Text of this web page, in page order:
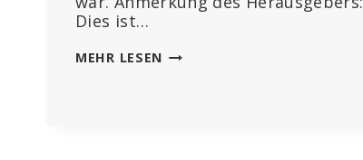
Dies ist…
MEHR LESEN SCHULE